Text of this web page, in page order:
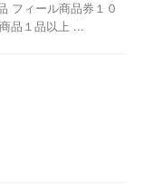
フィール商品券１０
品１品以上 ...